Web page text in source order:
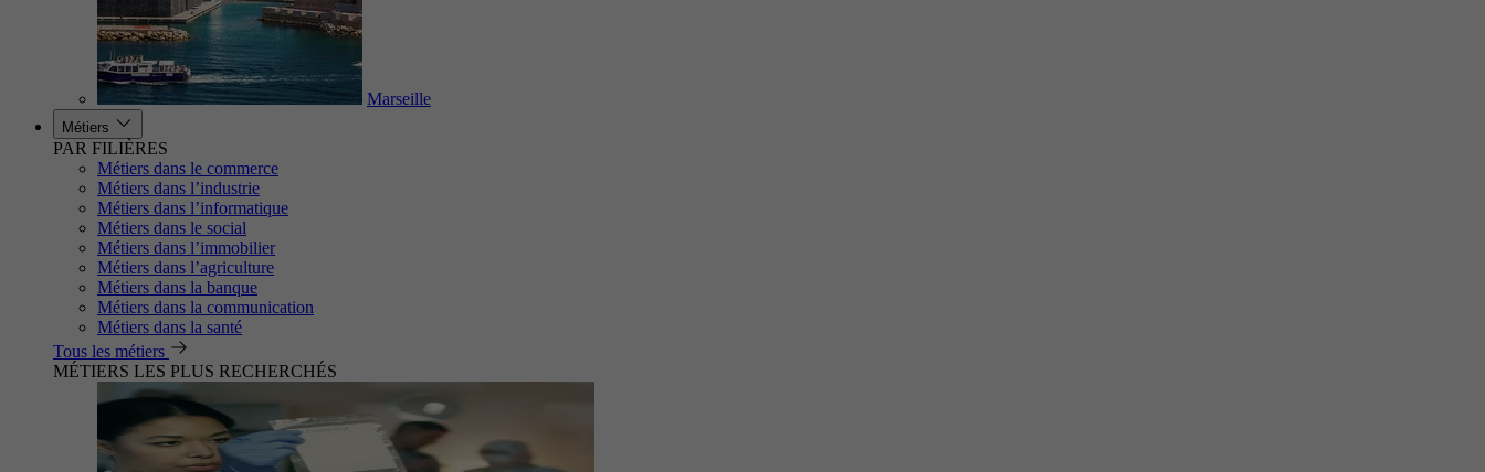
Marseille
Métiers
PAR FILIÈRES
Métiers dans le commerce
Métiers dans l’industrie
Métiers dans l’informatique
Métiers dans le social
Métiers dans l’immobilier
Métiers dans l’agriculture
Métiers dans la banque
Métiers dans la communication
Métiers dans la santé
Tous les métiers
MÉTIERS LES PLUS RECHERCHÉS